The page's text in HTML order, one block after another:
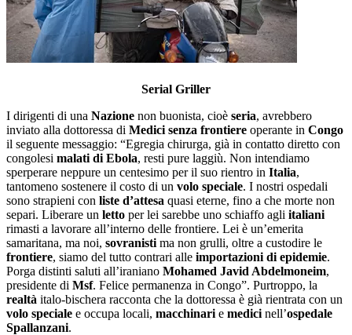
Serial Griller
I dirigenti di una Nazione non buonista, cioè seria, avrebbero
inviato alla dottoressa di Medici senza frontiere operante in Congo
il seguente messaggio: “Egregia chirurga, già in contatto diretto con
congolesi malati di Ebola, resti pure laggiù. Non intendiamo
sperperare neppure un centesimo per il suo rientro in Italia,
tantomeno sostenere il costo di un volo speciale. I nostri ospedali
sono strapieni con liste d’attesa quasi eterne, fino a che morte non
separi. Liberare un letto per lei sarebbe uno schiaffo agli italiani
rimasti a lavorare all’interno delle frontiere. Lei è un’emerita
samaritana, ma noi, sovranisti ma non grulli, oltre a custodire le
frontiere, siamo del tutto contrari alle importazioni di epidemie.
Porga distinti saluti all’iraniano Mohamed Javid Abdelmoneim,
presidente di Msf. Felice permanenza in Congo”. Purtroppo, la
realtà italo-bischera racconta che la dottoressa è già rientrata con un
volo speciale e occupa locali, macchinari e medici nell’ospedale
Spallanzani.